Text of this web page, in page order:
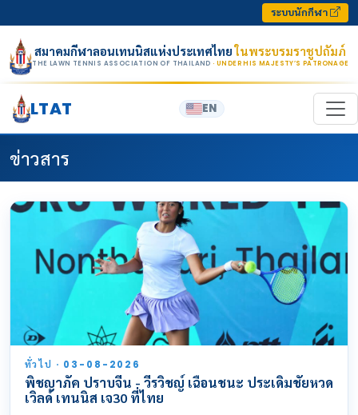
ระบบนักกีฬา
สมาคมกีฬาลอนเทนนิสแห่งประเทศไทยในพระบรมราชูปถัมภ์
THE LAWN TENNIS ASSOCIATION OF THAILAND · UNDER HIS MAJESTY’S PATRONAGE
LTAT EN
ข่าวสาร
ทั่วไป · 03-08-2026
พิชญาภัค ปราบจีน - วีรวิชญ์ เฉือนชนะ ประเดิมชัยหวด
เวิลด์ เทนนิส เจ30 ที่ไทย